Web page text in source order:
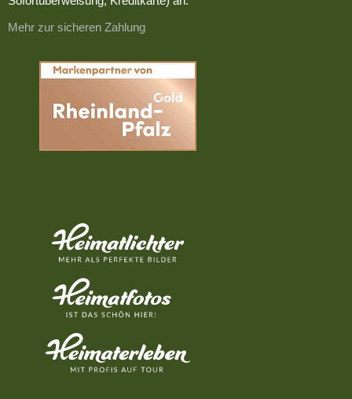
Mehr zur sicheren Zahlung